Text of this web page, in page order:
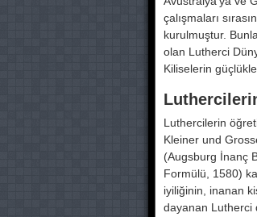
çalışmaları
kurulmuştur.
olan Lutherci
Kiliselerin
Luthercilerin
Kleiner und
(Augsburg İnanç
Formülü, 1580)
iyiliğinin, inanan
dayanan Lutherci